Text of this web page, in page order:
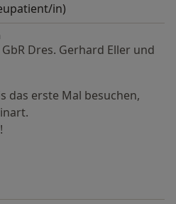
bis Therapie des
mellitus
Hypertension Abklärung
Leberzirrhose
in)
GbR Dres. Gerhard Eller und
das erste Mal besuchen,